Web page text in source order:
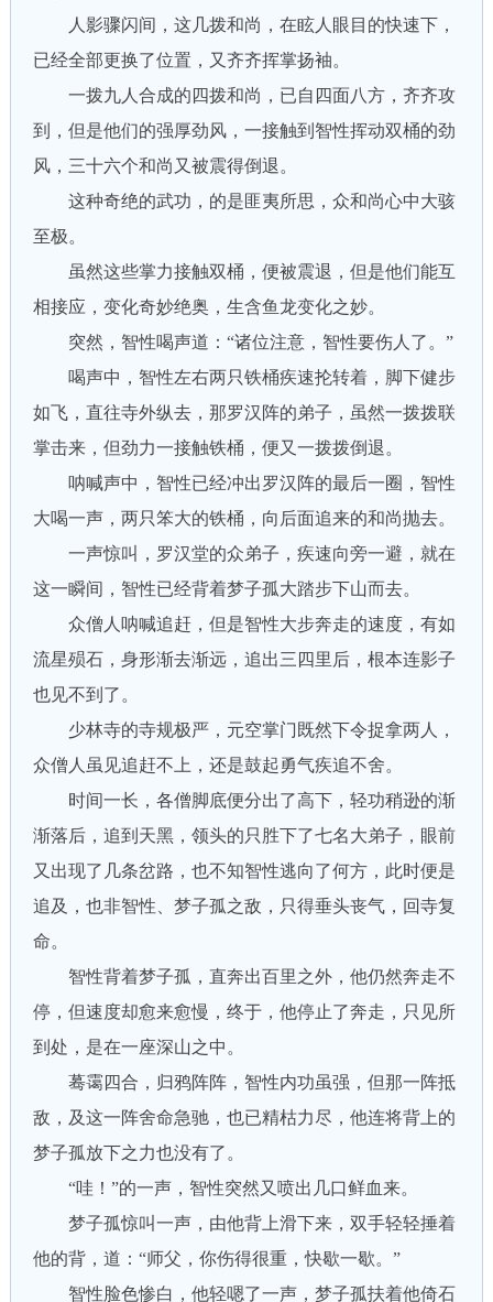
人影骤闪间，这几拨和尚，在眩人眼目的快速下，
已经全部更换了位置，又齐齐挥掌扬袖。
一拨九人合成的四拨和尚，已自四面八方，齐齐攻
到，但是他们的强厚劲风，一接触到智性挥动双桶的劲
风，三十六个和尚又被震得倒退。
这种奇绝的武功，的是匪夷所思，众和尚心中大骇
至极。
虽然这些掌力接触双桶，便被震退，但是他们能互
相接应，变化奇妙绝奥，生含鱼龙变化之妙。
突然，智性喝声道：“诸位注意，智性要伤人了。”
喝声中，智性左右两只铁桶疾速抡转着，脚下健步
如飞，直往寺外纵去，那罗汉阵的弟子，虽然一拨拨联
掌击来，但劲力一接触铁桶，便又一拨拨倒退。
呐喊声中，智性已经冲出罗汉阵的最后一圈，智性
大喝一声，两只笨大的铁桶，向后面追来的和尚抛去。
一声惊叫，罗汉堂的众弟子，疾速向旁一避，就在
这一瞬间，智性已经背着梦子孤大踏步下山而去。
众僧人呐喊追赶，但是智性大步奔走的速度，有如
流星殒石，身形渐去渐远，追出三四里后，根本连影子
也见不到了。
少林寺的寺规极严，元空掌门既然下令捉拿两人，
众僧人虽见追赶不上，还是鼓起勇气疾追不舍。
时间一长，各僧脚底便分出了高下，轻功稍逊的渐
渐落后，追到天黑，领头的只胜下了七名大弟子，眼前
又出现了几条岔路，也不知智性逃向了何方，此时便是
追及，也非智性、梦子孤之敌，只得垂头丧气，回寺复
命。
智性背着梦子孤，直奔出百里之外，他仍然奔走不
停，但速度却愈来愈慢，终于，他停止了奔走，只见所
到处，是在一座深山之中。
蓦霭四合，归鸦阵阵，智性内功虽强，但那一阵抵
敌，及这一阵舍命急驰，也已精枯力尽，他连将背上的
梦子孤放下之力也没有了。
“哇！”的一声，智性突然又喷出几口鲜血来。
梦子孤惊叫一声，由他背上滑下来，双手轻轻捶着
他的背，道：“师父，你伤得很重，快歇一歇。”
智性脸色惨白，他轻嗯了一声，梦子孤扶着他倚石